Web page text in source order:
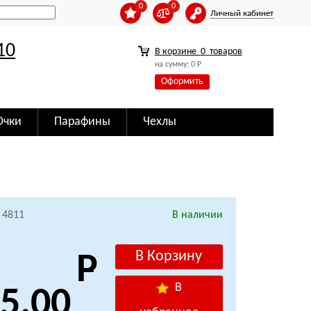
Личный кабинет
0
0
В корзине 0 товаров
на сумму: 0Р
Оформить
Парафины Чехлы
4811 В наличии
В